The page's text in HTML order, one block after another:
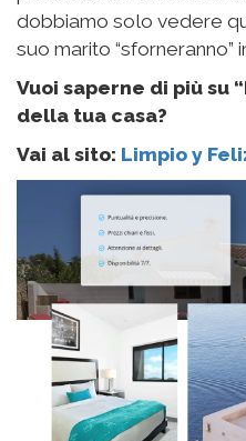
dobbiamo solo vedere
suo marito “sforneranno”
Vuoi saperne di più su
della tua casa?
Vai al sito: Limpio y